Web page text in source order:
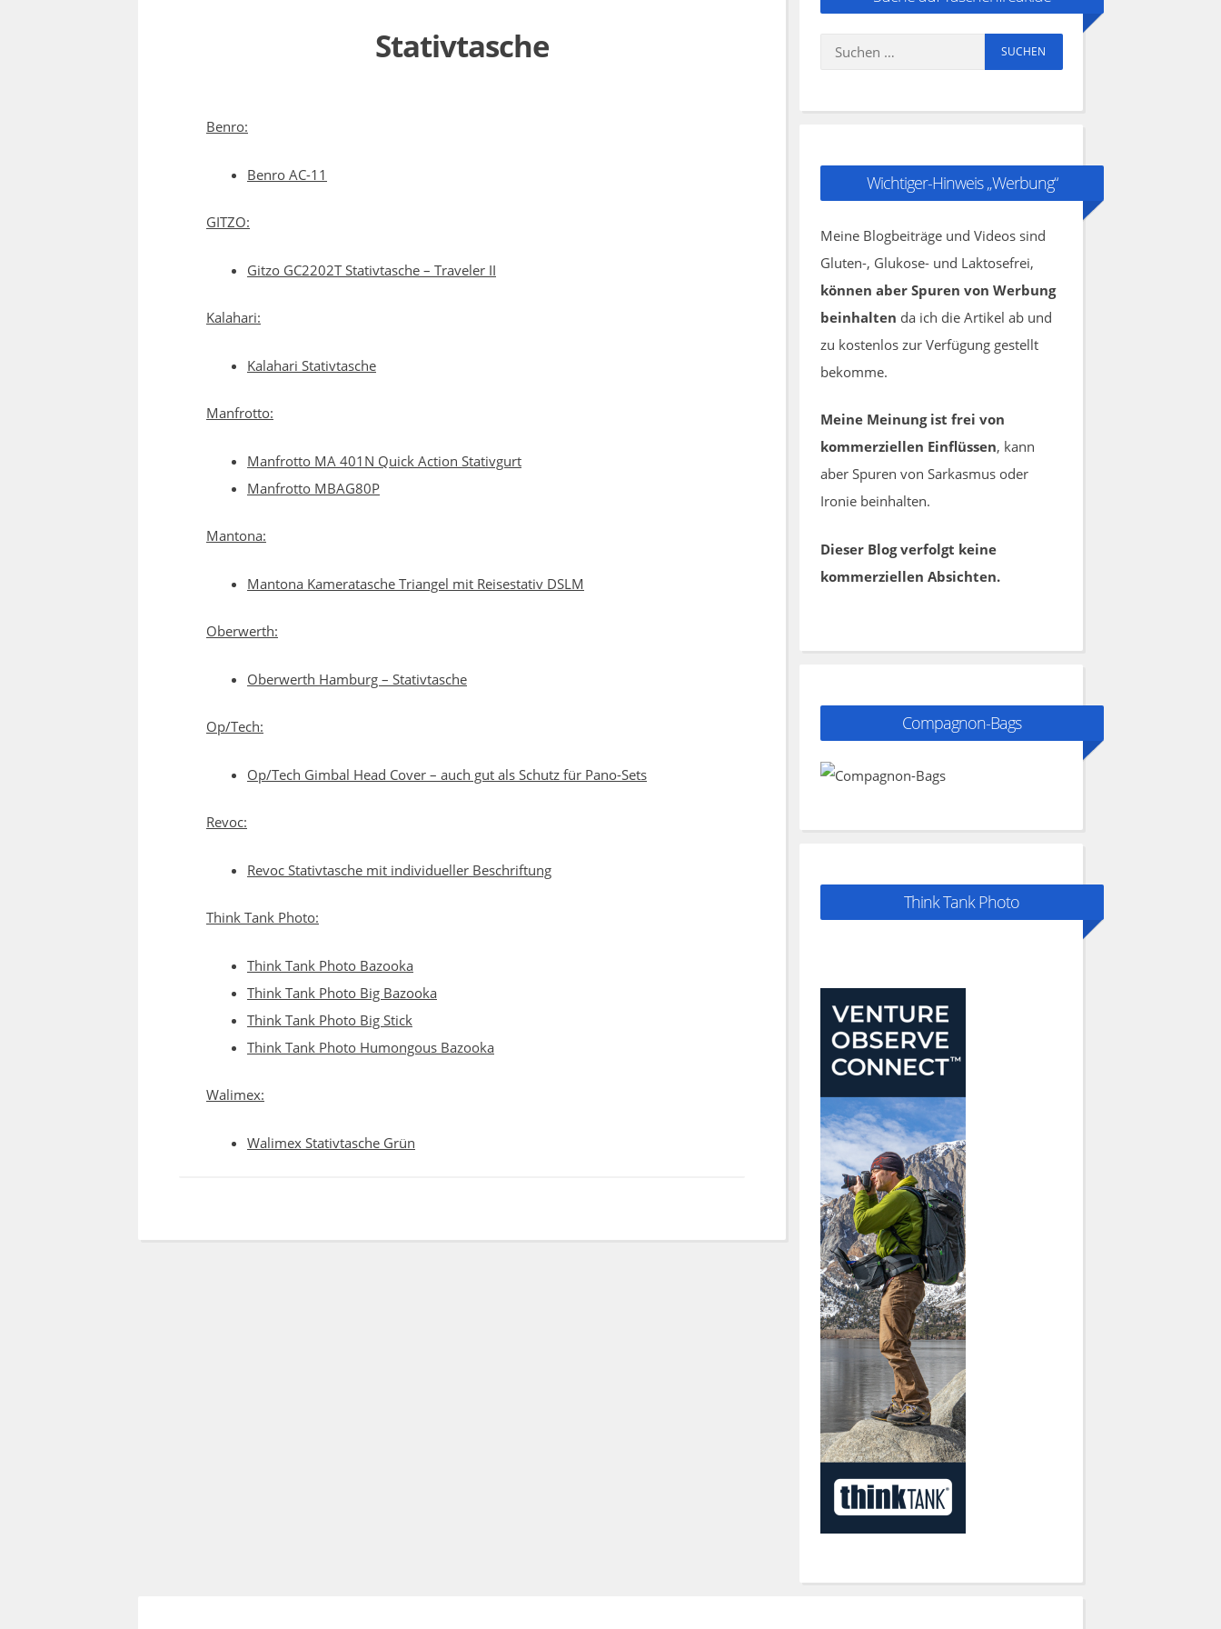
Stativtasche
Benro:
Benro AC-11
GITZO:
Gitzo GC2202T Stativtasche – Traveler II
Kalahari:
Kalahari Stativtasche
Manfrotto:
Manfrotto MA 401N Quick Action Stativgurt
Manfrotto MBAG80P
Mantona:
Mantona Kameratasche Triangel mit Reisestativ DSLM
Oberwerth:
Oberwerth Hamburg – Stativtasche
Op/Tech:
Op/Tech Gimbal Head Cover – auch gut als Schutz für Pano-Sets
Revoc:
Revoc Stativtasche mit individueller Beschriftung
Think Tank Photo:
Think Tank Photo Bazooka
Think Tank Photo Big Bazooka
Think Tank Photo Big Stick
Think Tank Photo Humongous Bazooka
Walimex:
Walimex Stativtasche Grün
Suchen
nach:
Wichtiger-Hinweis „Werbung“
Meine Blogbeiträge und Videos sind
Gluten-, Glukose- und Laktosefrei,
können aber Spuren von Werbung
beinhalten da ich die Artikel ab und
zu kostenlos zur Verfügung gestellt
bekomme.
Meine Meinung ist frei von
kommerziellen Einflüssen, kann
aber Spuren von Sarkasmus oder
Ironie beinhalten.
Dieser Blog verfolgt keine
kommerziellen Absichten.
Compagnon-Bags
Think Tank Photo